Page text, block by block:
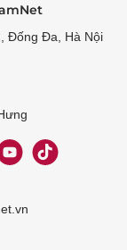
Đống Đa, Hà Nội